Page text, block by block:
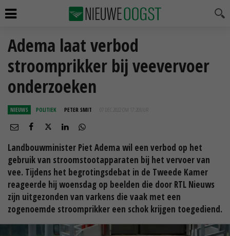
Adema laat verbod
stroomprikker bij veevervoer
onderzoeken
NIEUWS POLITIEK PETER SMIT 07 DEC 2022 OM 17:20
Landbouwminister Piet Adema wil een verbod op het
gebruik van stroomstootapparaten bij het vervoer van
vee. Tijdens het begrotingsdebat in de Tweede Kamer
reageerde hij woensdag op beelden die door RTL Nieuws
zijn uitgezonden van varkens die vaak met een
zogenoemde stroomprikker een schok krijgen toegediend.